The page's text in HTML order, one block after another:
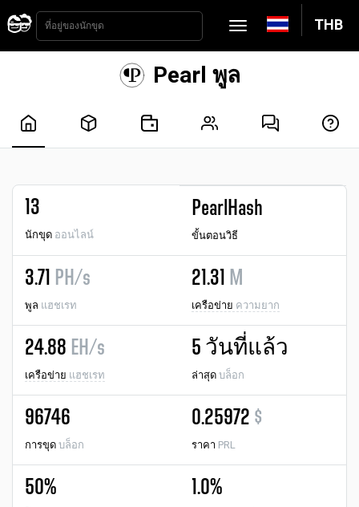
THB
Pearl พูล
13
นักขุด ออนไลน์
PearlHash
ขั้นตอนวิธี
3.71 PH/s
พูล แฮชเรท
21.31 M
เครือข่าย ความยาก
24.88 EH/s
เครือข่าย แฮชเรท
5 วันที่แล้ว
ล่าสุด บล็อก
96746
การขุด บล็อก
0.25972 $
ราคา PRL
50% 1.0%